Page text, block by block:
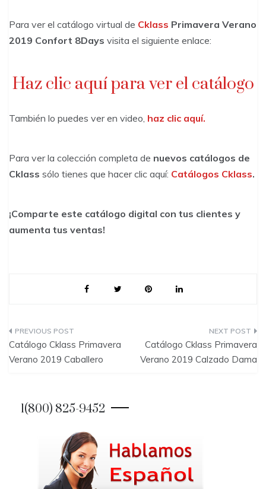
Para ver el catálogo virtual de Cklass Primavera Verano
2019 Confort 8Days visita el siguiente enlace:
Haz clic aquí para ver el catálogo
También lo puedes ver en video, haz clic aquí.
Para ver la colección completa de nuevos catálogos de
Cklass sólo tienes que hacer clic aquí: Catálogos Cklass.
¡Comparte este catálogo digital con tus clientes y
aumenta tus ventas!
P
o
Catálogo Cklass Primavera
Verano 2019 Caballero
Catálogo Cklass Primavera
Verano 2019 Calzado Dama
1(800) 825-9452